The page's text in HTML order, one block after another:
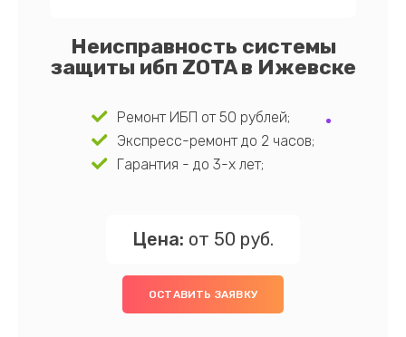
Неисправность системы
защиты ибп ZOTA в Ижевске
Ремонт ИБП от 50 рублей;
Экспресс-ремонт до 2 часов;
Гарантия - до 3-х лет;
Цена: от 50 руб.
ОСТАВИТЬ ЗАЯВКУ